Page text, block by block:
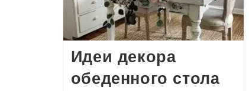
Идеи декора
обеденного стола